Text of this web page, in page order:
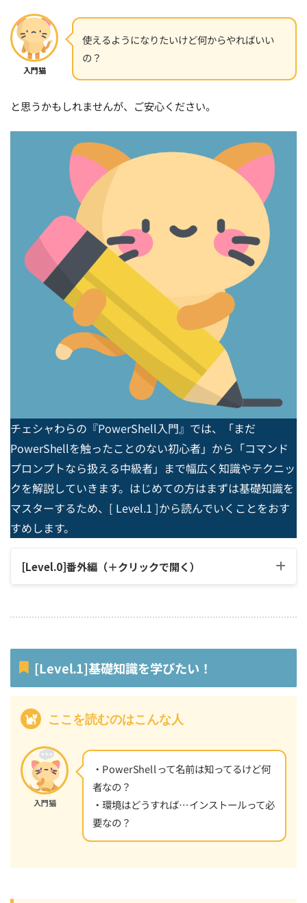
入門猫
使えるようになりたいけど何からやればいい
の？
と思うかもしれませんが、ご安心ください。
チェシャわらの『PowerShell入門』では、「まだ
PowerShellを触ったことのない初心者」から「コマンド
プロンプトなら扱える中級者」まで幅広く知識やテクニッ
クを解説していきます。はじめての方はまずは基礎知識を
マスターするため、[ Level.1 ]から読んでいくことをおす
すめします。
[Level.0]番外編（＋クリックで開く）
[Level.1]基礎知識を学びたい！
ここを読むのはこんな人
入門猫
・PowerShellって名前は知ってるけど何
者なの？
・環境はどうすれば…インストールって必
要なの？